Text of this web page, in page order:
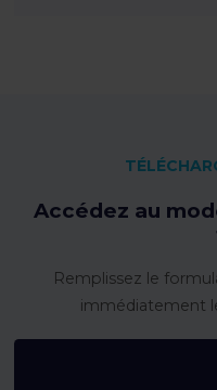
Accédez au
Remplissez le
immédiatement